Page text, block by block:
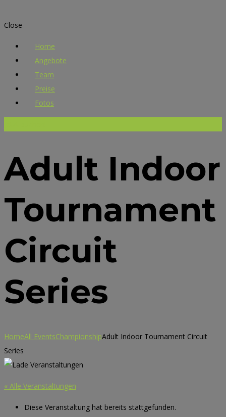
Close
Home
Angebote
Team
Preise
Fotos
Adult Indoor
Tournament
Circuit
Series
HomeAll EventsChampionshipAdult Indoor Tournament Circuit
Series
« Alle Veranstaltungen
Diese Veranstaltung hat bereits stattgefunden.